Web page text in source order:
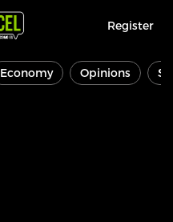
Register
Economy Opinions